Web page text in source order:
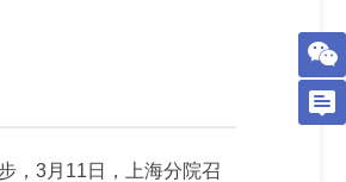
，3月11日，上海分院召